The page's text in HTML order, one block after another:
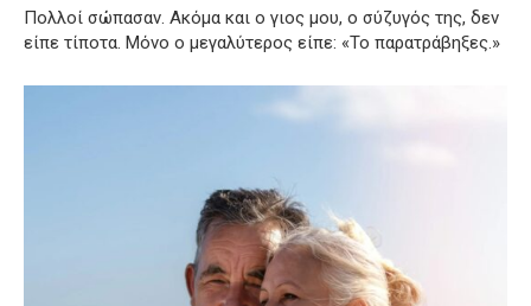
Πολλοί σώπασαν. Ακόμα και ο γιος μου, ο σύζυγός της, δεν
είπε τίποτα. Μόνο ο μεγαλύτερος είπε: «Το παρατράβηξες.»